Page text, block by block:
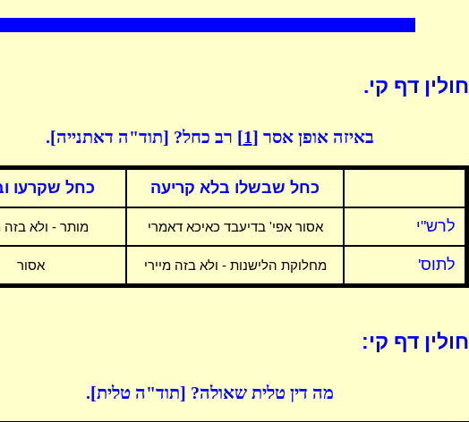
חולין דף קי.
באיזה אופן אסר [1] רב כחל? [תוד"ה דאתנייה].
כחל שבשלו בלא קריעה כחל שקרעו
לרש"י אסור אפי' בדיעבד כאיכא דאמרי מותר - ולא בזה
לתוס' מחלוקת הלישנות - ולא בזה מיירי אסור
חולין דף קי:
מה דין טלית שאולה? [תוד"ה טלית].